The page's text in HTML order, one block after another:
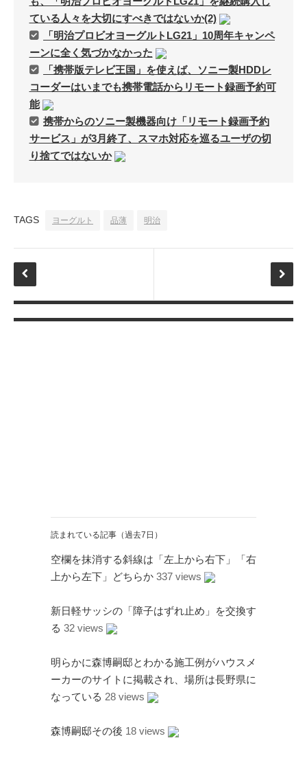
ている人々を大切にすべきではないか(2)
「明治プロビオヨーグルトLG21」10周年キャンペ
ーンに全く気づかなかった
「携帯版テレビ王国」を使えば、ソニー製HDDレ
コーダーはいまでも携帯電話からリモート録画予約可
能
携帯からのソニー製機器向け「リモート録画予約
サービス」が3月終了、スマホ対応を巡るユーザの切
り捨てではないか
TAGS ヨーグルト 品薄 明治
読まれている記事（過去7日）
空欄を抹消する斜線は「左上から右下」「右
上から左下」どちらか 337 views
新日軽サッシの「障子はずれ止め」を交換す
る 32 views
明らかに森博嗣邸とわかる施工例がハウスメ
ーカーのサイトに掲載され、場所は長野県に
なっている 28 views
森博嗣邸その後 18 views